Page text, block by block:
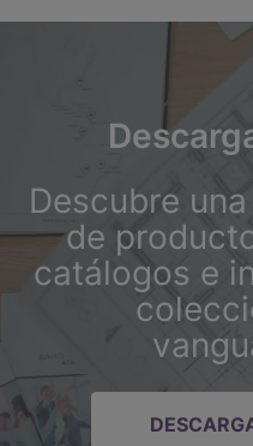
Descubre
de
catálogos e